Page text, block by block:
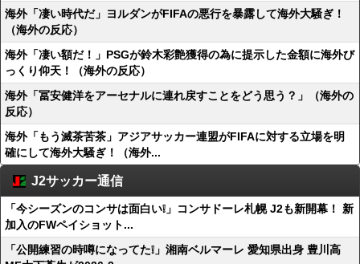
海外「凄い時代だ」ヨルダンがFIFAの悪行を暴露して海外大騒ぎ！
（海外の反応）
海外「凄い額だ！」PSGが鈴木彩艶獲得の為に提示した金額に海外び
っくり仰天！（海外の反応）
海外「冨安健洋をアーセナルに連れ戻すことをどう思う？」（海外の
反応）
海外「もう滅茶苦茶」アジアサッカー連盟がFIFAに対する立場を明
確にして海外大騒ぎ！（海外...
J2サッカー通信
「今シーズンのコンサは面白い❕」コンサドーレ札幌 J2も新開幕！ 新
加入のFWペイショット...
「公開練習の時噂になってた❕」湘南ベルマーレ 愛知県出身 豊川高